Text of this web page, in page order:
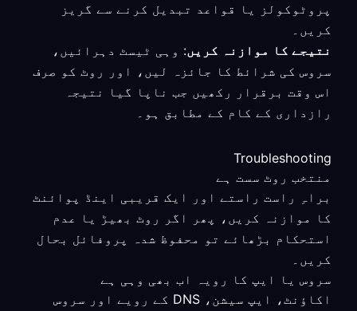
پروٹوکولز یا قواعد تبدیل کرنے سے گریز
کریں۔
نتیجے کا موازنہ کریں: وہی ٹیسٹ دہرائیں،
سروس کی شرائط کا جائزہ لیں، اور روٹ کو صرف
اس وقت برقرار رکھیں جب ناپا گیا نتیجہ
رازداری کے کام کے مطابق ہو۔
Troubleshooting
منتخب روٹ سست ہے
براہِ راست راستے اور ایک قریبی اینڈ پوائنٹ
کا موازنہ کریں، پھر اگر روٹ بھیڑ یا عدم
استحکام بڑھائے تو محفوظ شدہ پروفائل بحال
کریں۔
سروس یا ایپ کا رویہ اب بھی وہی ہے
اکاؤنٹ، ایپ سیشن، DNS کے رویے اور سروس